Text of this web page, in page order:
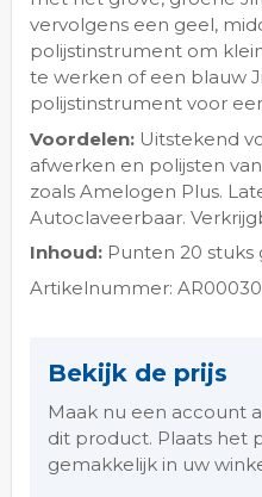
vervolgens een geel,
polijstinstrument om
te werken of een blauw
polijstinstrument voor
Voordelen:Uitstekend
afwerken en polijsten
zoals Amelogen Plus.
Autoclaveerbaar.
Inhoud:Punten 20 stuks
Artikelnummer:
Bekijk de prijs
Maak nu een account
dit product. Plaats het
gemakkelijk in uw